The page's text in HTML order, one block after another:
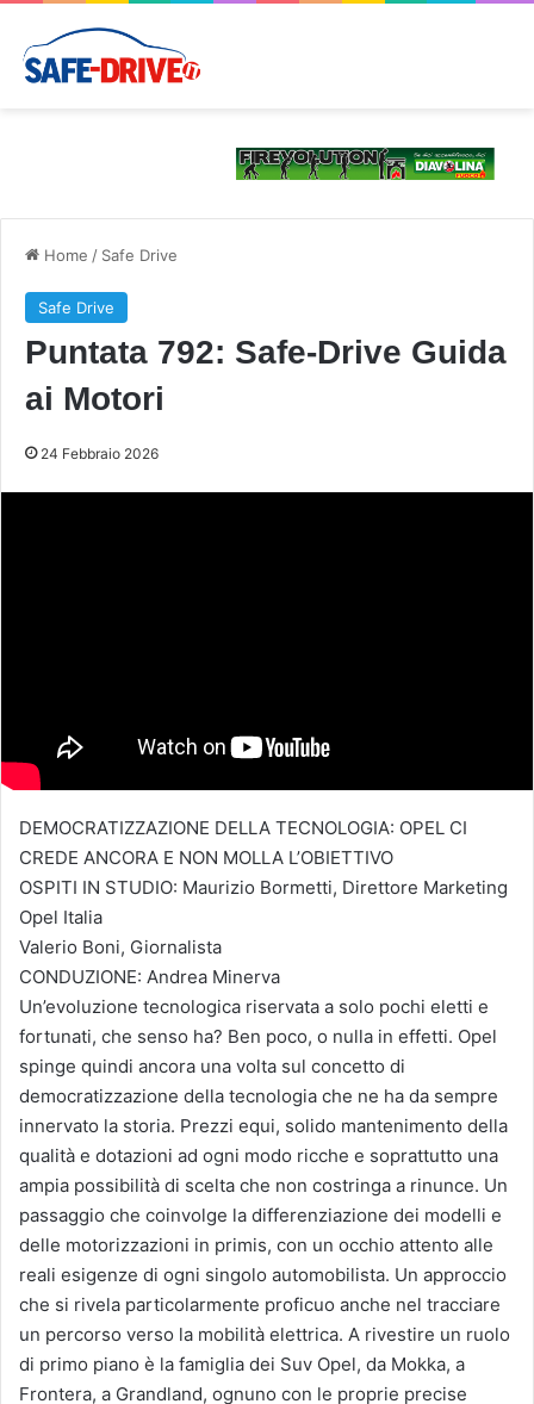
Home / Safe Drive
Safe Drive
Puntata 792: Safe-Drive Guida
ai Motori
24 Febbraio 2026
DEMOCRATIZZAZIONE DELLA TECNOLOGIA: OPEL CI
CREDE ANCORA E NON MOLLA L’OBIETTIVO
OSPITI IN STUDIO: Maurizio Bormetti, Direttore Marketing
Opel Italia
Valerio Boni, Giornalista
CONDUZIONE: Andrea Minerva
Un’evoluzione tecnologica riservata a solo pochi eletti e
fortunati, che senso ha? Ben poco, o nulla in effetti. Opel
spinge quindi ancora una volta sul concetto di
democratizzazione della tecnologia che ne ha da sempre
innervato la storia. Prezzi equi, solido mantenimento della
qualità e dotazioni ad ogni modo ricche e soprattutto una
ampia possibilità di scelta che non costringa a rinunce. Un
passaggio che coinvolge la differenziazione dei modelli e
delle motorizzazioni in primis, con un occhio attento alle
reali esigenze di ogni singolo automobilista. Un approccio
che si rivela particolarmente proficuo anche nel tracciare
un percorso verso la mobilità elettrica. A rivestire un ruolo
di primo piano è la famiglia dei Suv Opel, da Mokka, a
Frontera, a Grandland, ognuno con le proprie precise